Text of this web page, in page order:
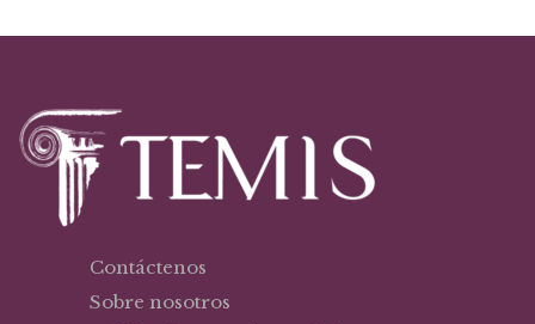
Contáctenos
Sobre nosotros